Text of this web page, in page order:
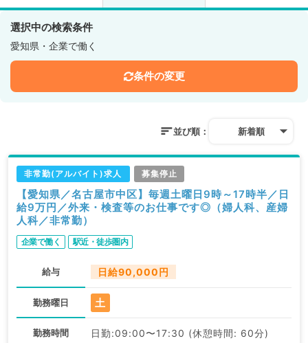
選択中の検索条件
愛知県・企業で働く
条件の変更
並び順： 新着順
非常勤(アルバイト)求人 募集停止
【愛知県／名古屋市中区】毎週土曜日9時～17時半／日
給9万円／外来・検査等のお仕事です◎（婦人科、産婦
人科／非常勤）
企業で働く 駅近・徒歩圏内
給与 日給90,000円
勤務曜日 土
勤務時間 日勤:09:00〜17:30 (休憩時間: 60分)